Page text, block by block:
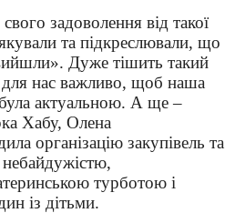
задоволення від такої
та підкреслювали, що
Дуже тішить такий
для нас важливо, щоб наша
актуальною. А ще –
Хабу, Олена
організацію закупівель та
турботою і
із дітьми.